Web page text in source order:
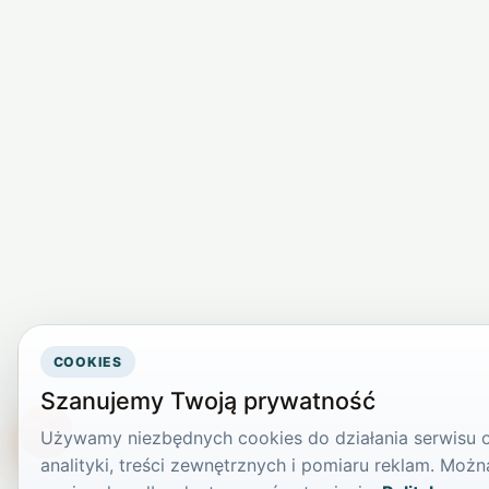
COOKIES
Szanujemy Twoją prywatność
Używamy niezbędnych cookies do działania
analityki, treści zewnętrznych i pomiaru reklam.
TikTokowa Jelonka